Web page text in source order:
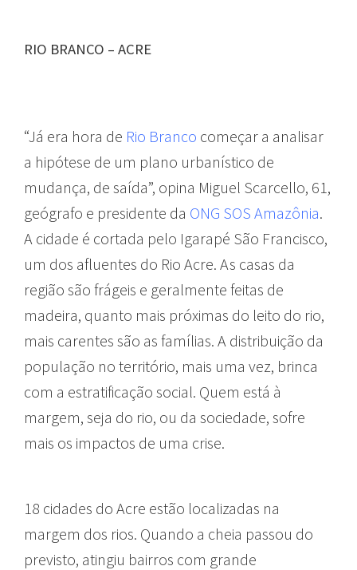
RIO BRANCO – ACRE
“Já era hora de Rio Branco começar a analisar
a hipótese de um plano urbanístico de
mudança, de saída”, opina Miguel Scarcello, 61,
geógrafo e presidente da ONG SOS Amazônia.
A cidade é cortada pelo Igarapé São Francisco,
um dos afluentes do Rio Acre. As casas da
região são frágeis e geralmente feitas de
madeira, quanto mais próximas do leito do rio,
mais carentes são as famílias. A distribuição da
população no território, mais uma vez, brinca
com a estratificação social. Quem está à
margem, seja do rio, ou da sociedade, sofre
mais os impactos de uma crise.
18 cidades do Acre estão localizadas na
margem dos rios. Quando a cheia passou do
previsto, atingiu bairros com grande